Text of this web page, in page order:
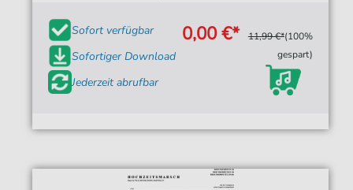
Sofort verfügbar
Sofortiger Download
Jederzeit abrufbar
0,00 €* 11,99 €*(100%
gespart)